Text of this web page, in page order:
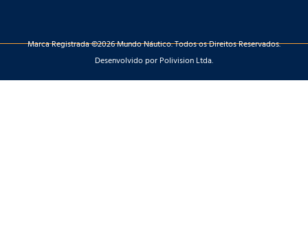
Marca Registrada ©2026 Mundo Náutico. Todos os Direitos Reservados.
Desenvolvido por Polivision Ltda.